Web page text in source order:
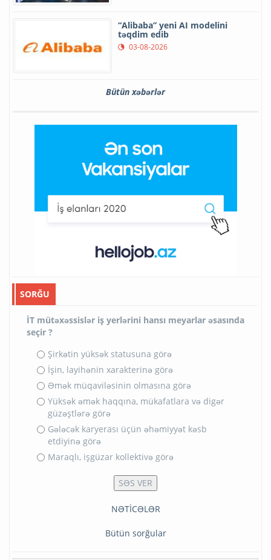
“Alibaba” yeni AI modelini
təqdim edib
03-08-2026
Bütün xəbərlər
SORĞU
İT mütəxəssislər iş yerlərini hansı meyarlar əsasında
seçir ?
Şirkətin yüksək statusuna görə
İşin, layihənin xarakterinə görə
Əmək müqaviləsinin olmasına görə
Yüksək əmək haqqına, mükafatlara və digər
güzəştlərə görə
Gələcək karyerası üçün əhəmiyyət kəsb
etdiyinə görə
Maraqlı, işgüzar kollektivə görə
NƏTİCƏLƏR
Bütün sorğular